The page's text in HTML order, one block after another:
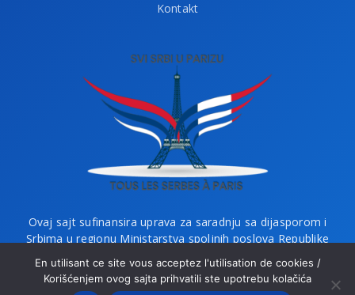
Kontakt
Ovaj sajt sufinansira uprava za saradnju sa dijasporom i
Srbima u regionu Ministarstva spoljnih poslova Republike
Srbije i Ministarstvo bez portfelja zaduženo za dijasporu.
En utilisant ce site vous acceptez l'utilisation de cookies /
Korišćenjem ovog sajta prihvatili ste upotrebu kolačića